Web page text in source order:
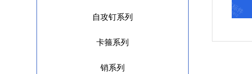
自攻钉系列
卡箍系列
销系列